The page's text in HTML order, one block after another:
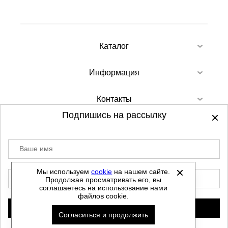
Каталог
Информация
Контакты
©2012-2026 - Sellgroup.ru - все права
защищены.
Данный сайт не является интернет магазином и
не является публичной офертой.
Политика обработки персональных данных
Автоматизировано -
Мы используемcookie на нашем сайте.
Продолжая просматривать его, вы
соглашаетесь на использование нами
файлов cookie.
Согласиться и продолжить
Подпишись на рассылку
Ваше имя